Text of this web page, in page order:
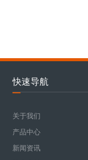
快速导航
关于我们
产品中心
新闻资讯